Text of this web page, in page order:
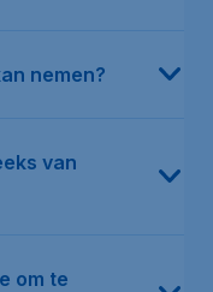
nemen?
van
om te